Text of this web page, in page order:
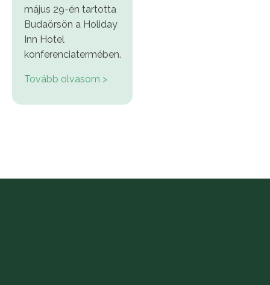
május 29-én tartotta
Budaörsön a Holiday
Inn Hotel
konferenciatermében.
Tovább olvasom >